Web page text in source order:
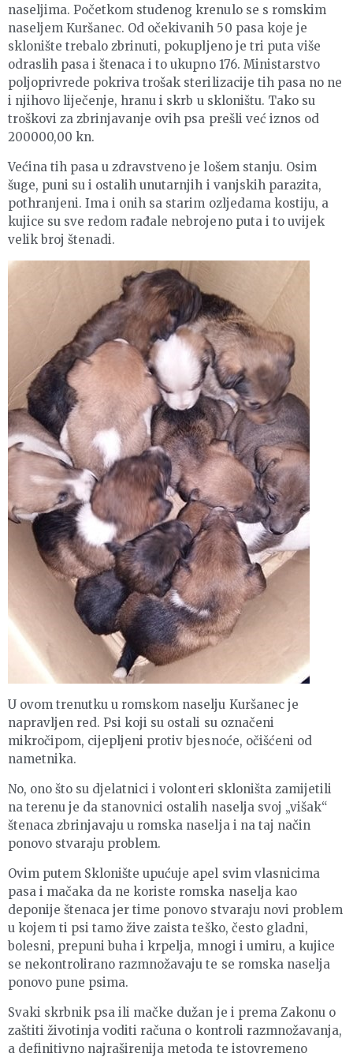
naseljima. Početkom studenog krenulo se s romskim
naseljem Kuršanec. Od očekivanih 50 pasa koje je
sklonište trebalo zbrinuti, pokupljeno je tri puta više
odraslih pasa i štenaca i to ukupno 176. Ministarstvo
poljoprivrede pokriva trošak sterilizacije tih pasa no ne
i njihovo liječenje, hranu i skrb u skloništu. Tako su
troškovi za zbrinjavanje ovih psa prešli već iznos od
200000,00 kn.
Većina tih pasa u zdravstveno je lošem stanju. Osim
šuge, puni su i ostalih unutarnjih i vanjskih parazita,
pothranjeni. Ima i onih sa starim ozljedama kostiju, a
kujice su sve redom rađale nebrojeno puta i to uvijek
velik broj štenadi.
U ovom trenutku u romskom naselju Kuršanec je
napravljen red. Psi koji su ostali su označeni
mikročipom, cijepljeni protiv bjesnoće, očišćeni od
nametnika.
No, ono što su djelatnici i volonteri skloništa zamijetili
na terenu je da stanovnici ostalih naselja svoj „višak“
štenaca zbrinjavaju u romska naselja i na taj način
ponovo stvaraju problem.
Ovim putem Sklonište upućuje apel svim vlasnicima
pasa i mačaka da ne koriste romska naselja kao
deponije štenaca jer time ponovo stvaraju novi problem
u kojem ti psi tamo žive zaista teško, često gladni,
bolesni, prepuni buha i krpelja, mnogi i umiru, a kujice
se nekontrolirano razmnožavaju te se romska naselja
ponovo pune psima.
Svaki skrbnik psa ili mačke dužan je i prema Zakonu o
zaštiti životinja voditi računa o kontroli razmnožavanja,
a definitivno najraširenija metoda te istovremeno